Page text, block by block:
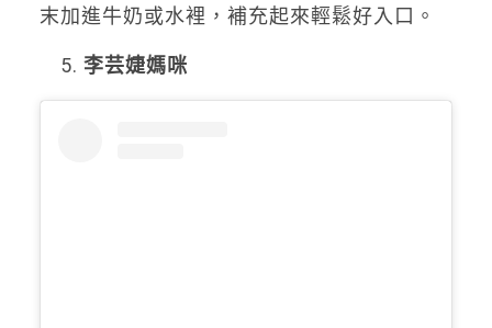
末加進牛奶或水裡，補充起來輕鬆好入口。
李芸婕媽咪